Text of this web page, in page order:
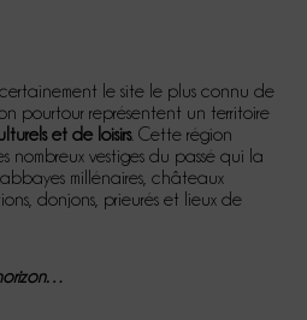
le site le plus connu de
pourtour représentent un territoire
et de loisirs. Cette région
nombreux vestiges du passé qui la
abbayes millénaires, châteaux
donjons, prieurés et lieux de